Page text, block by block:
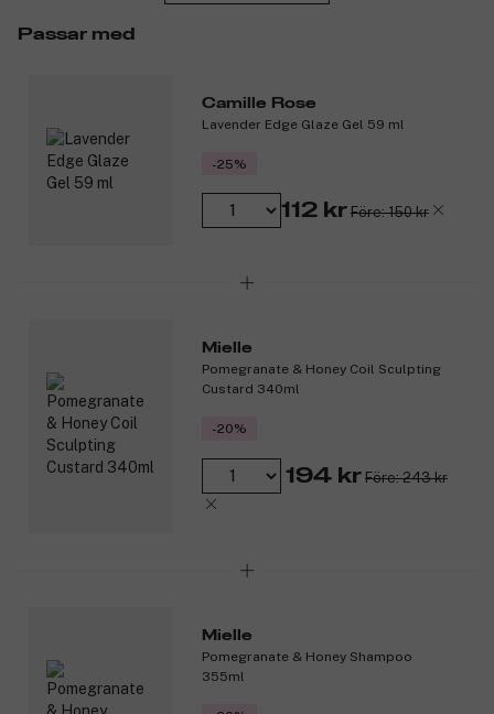
3314881
Passar med
Camille Rose
Lavender Edge Glaze Gel 59 ml
-25%
112 kr Före: 150 kr
Mielle
Pomegranate & Honey Coil Sculpting
Custard 340ml
-20%
194 kr Före: 243 kr
Mielle
Pomegranate & Honey Shampoo
355ml